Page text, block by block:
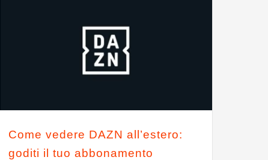
Come vedere DAZN all’estero:
goditi il tuo abbonamento